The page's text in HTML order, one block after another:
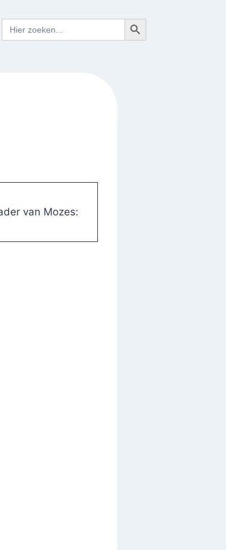
Zoek
naar:
Zoekknop
van Mozes: